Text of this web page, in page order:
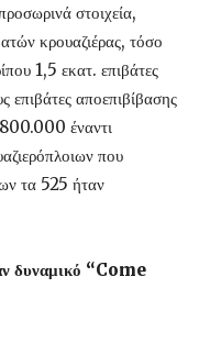
στοιχεία,
κρουαζιέρας, τόσο
1,5 εκατ. επιβάτες
αποεπιβίβασης
έναντι
που
τα 525 ήταν
δυναμικό “Come